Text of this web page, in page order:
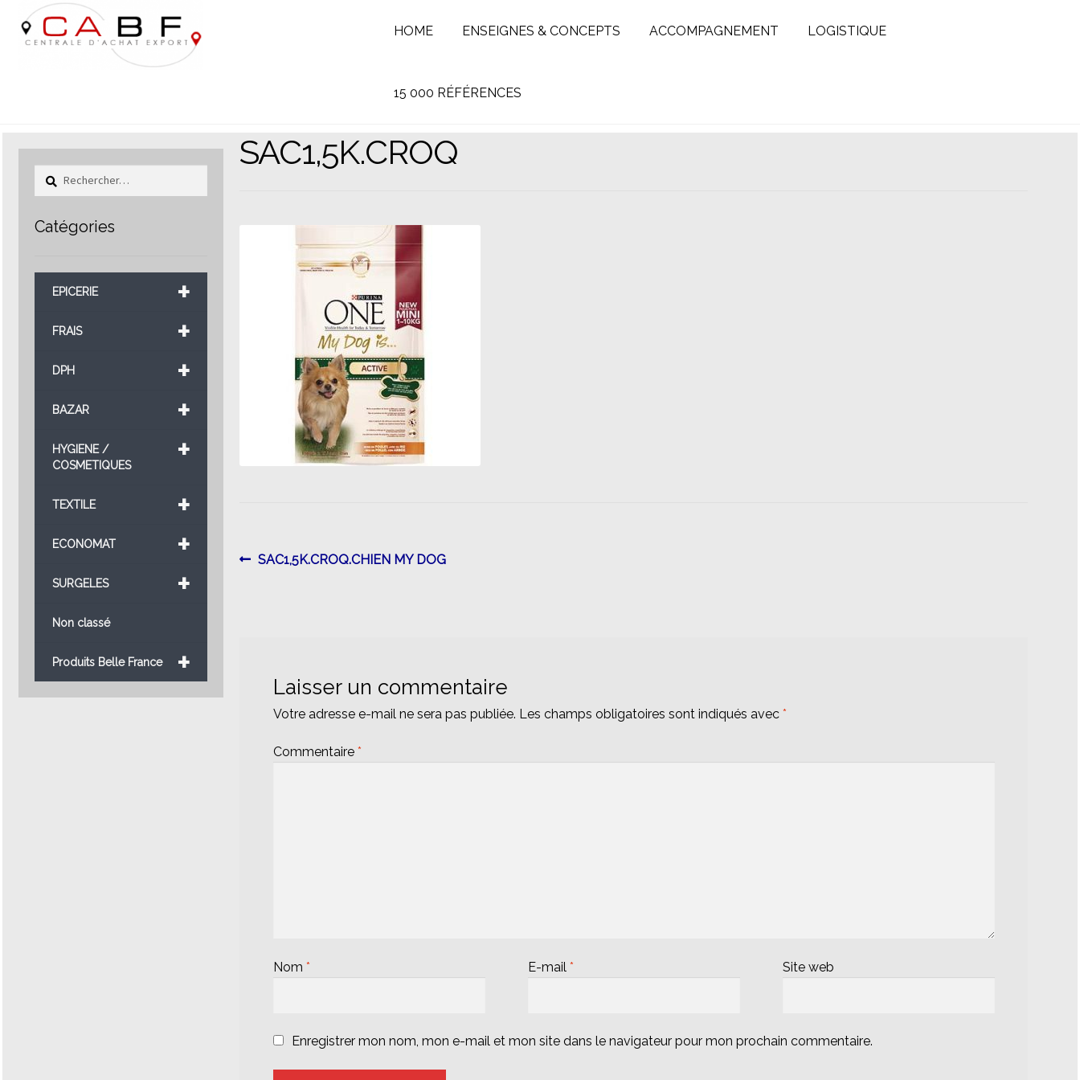
Aller
à
la
Aller
au
contenu
HOME ENSEIGNES & CONCEPTS ACCOMPAGNEMENT LOGISTIQUE
15 000 RÉFÉRENCES
SAC1,5K.CROQ
Navigation
Article
SAC1,5K.CROQ.CHIEN MY DOG
Laisser un commentaire
Votre adresse e-mail ne sera pas publiée. Les champs obligatoires sont indiqués avec *
Commentaire *
Nom * E-mail * Site web
Enregistrer mon nom, mon e-mail et mon site dans le navigateur pour mon prochain commentaire.
Rechercher :
Catégories
+
EPICERIE
+
FRAIS
+
DPH
+
BAZAR
+
HYGIENE /
COSMETIQUES
+
TEXTILE
+
ECONOMAT
+
SURGELES
Non classé
+
Produits Belle France